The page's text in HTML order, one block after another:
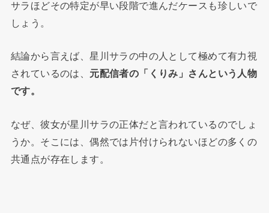
サラほどその特定が早い段階で進んだケースも珍しいで
しょう。
結論から言えば、星川サラの中の人として極めて有力視
されているのは、 元配信者の「くりみ」さんという人物
です。
なぜ、彼女が星川サラの正体だと言われているのでしょ
うか。そこには、偶然では片付けられないほどの多くの
共通点が存在します。